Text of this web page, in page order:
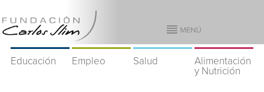
Educación Empleo Salud
Alimentación
y Nutrición